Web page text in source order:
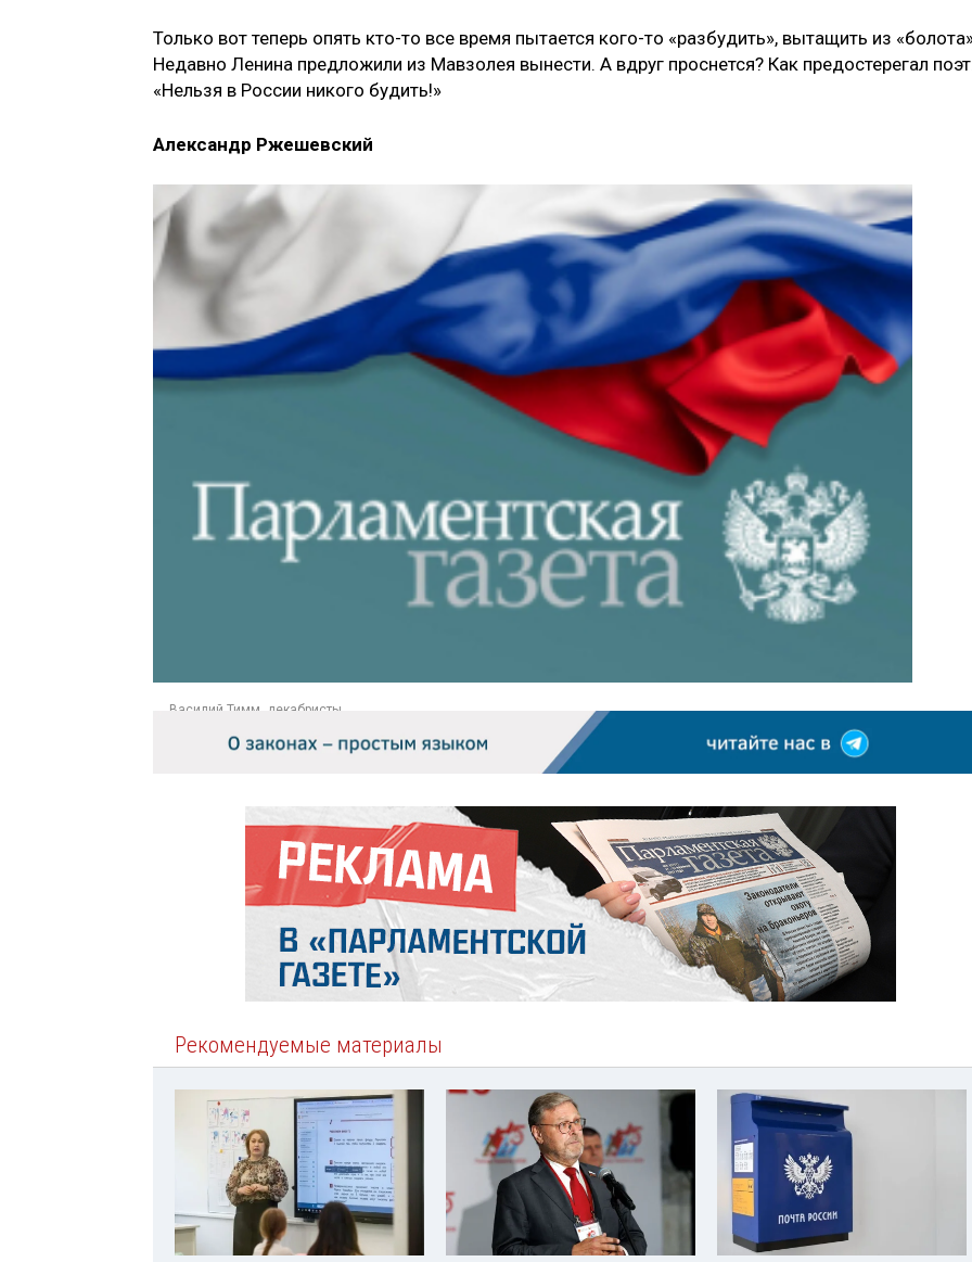
Только вот теперь опять кто-то все время пытается кого-то «разбудить», вытащить из
Недавно Ленина предложили из Мавзолея вынести. А вдруг проснется? Как предостерегал
«Нельзя в России никого будить!»
Александр Ржешевский
Василий Тимм. декабристы
Рекомендуемые материалы